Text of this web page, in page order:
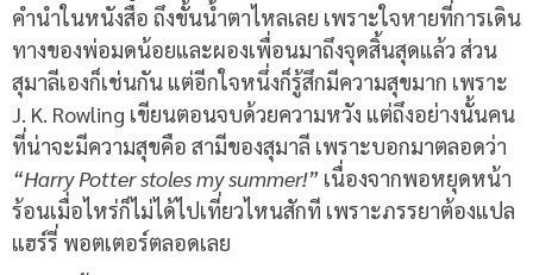
คำนำในหนังสือ ถึงขั้นน้ำตาไหลเลย เพราะใจหายที่การเดิน
ทางของพ่อมดน้อยและผองเพื่อนมาถึงจุดสิ้นสุดแล้ว ส่วน
สุมาลีเองก็เช่นกัน แต่อีกใจหนึ่งก็รู้สึกมีความสุขมาก เพราะ
J. K. Rowling เขียนตอนจบด้วยความหวัง แต่ถึงอย่างนั้นคน
ที่น่าจะมีความสุขคือ สามีของสุมาลี เพราะบอกมาตลอดว่า
“Harry Potter stoles my summer!” เนื่องจากพอหยุดหน้า
ร้อนเมื่อไหร่ก็ไม่ได้ไปเที่ยวไหนสักที เพราะภรรยาต้องแปล
แฮร์รี่ พอตเตอร์ตลอดเลย